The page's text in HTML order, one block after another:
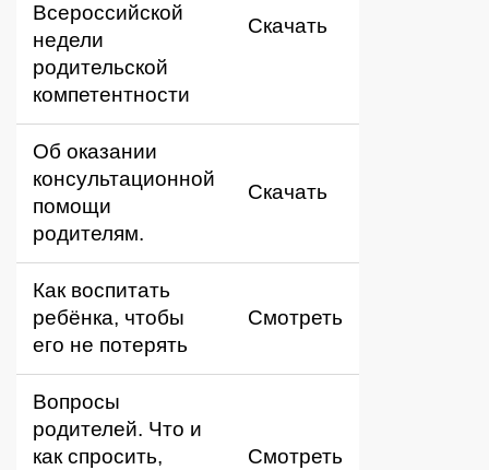
Всероссийской
недели
родительской
компетентности
Скачать
Об оказании
консультационной
помощи
родителям.
Скачать
Как воспитать
ребёнка, чтобы
его не потерять
Смотреть
Вопросы
родителей. Что и
как спросить,
Смотреть